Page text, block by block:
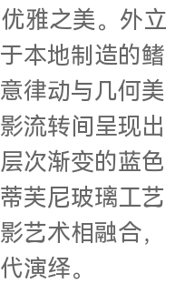
雅之美。外立
本地制造的鳍
律动与几何美
流转间呈现出
次渐变的蓝色
芙尼玻璃工艺
艺术相融合，
演绎。